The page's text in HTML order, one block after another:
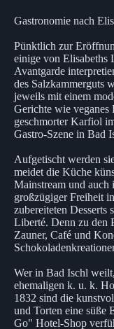
Gastronomie nach
Pünktlich zur
einige von Elisabeths
Avantgarde
des Salzkammerguts
jeweils mit einem
Gerichte wie veganes
geschmorter Karfiol
Gastro-Szene in Bad
Aufgetischt werden
meidet die Küche
Mainstream und auch
großzügiger Freiheit
zubereiteten
Liberté. Denn zu den
Zauner, Café und
Wer in Bad Ischl
ehemaligen k. u. k.
1832 sind die
und Torten eine süße
Go" Hotel-Shop